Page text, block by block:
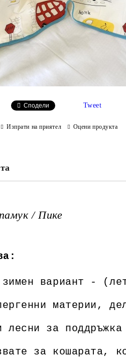
Сподели Tweet
Изпрати на приятел Оцени продукта
/ Пике
вариант -
материи,
лесни за
за кошарата,